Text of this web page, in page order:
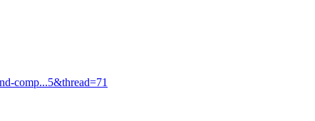
comp...5&thread=71